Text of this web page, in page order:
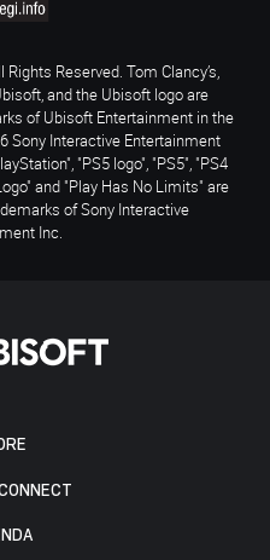
Reserved. Tom Clancy’s,
and the Ubisoft logo are
of Ubisoft Entertainment in the
Sony Interactive Entertainment
"PS5 logo", "PS5", "PS4
and "Play Has No Limits" are
of Sony Interactive
Inc.